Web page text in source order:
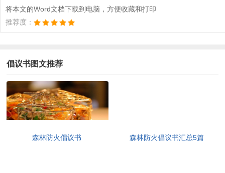
将本文的Word文档下载到电脑，方便收藏和打印
推荐度：
倡议书图文推荐
森林防火倡议书 森林防火倡议书汇总5篇